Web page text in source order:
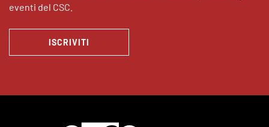
eventi del CSC.
ISCRIVITI